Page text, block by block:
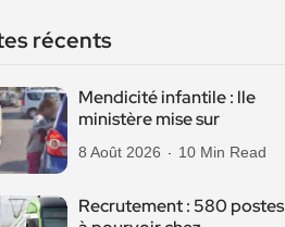
récents
Mendicité infantile : lle
ministère mise sur
8 Août 2026 10 Min Read
Recrutement : 580 postes